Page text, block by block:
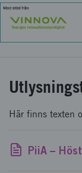
Här finns texten